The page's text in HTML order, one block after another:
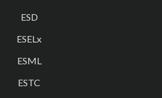
ESD
ESELx
ESML
ESTC